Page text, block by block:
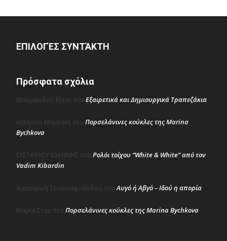
ΕΠΙΛΟΓΈΣ ΣΥΝΤΆΚΤΗ
Πρόσφατα σχόλια
Μασμανιδου Ελενη στο Εξαιρετικά και Δημιουργικά Τραπεζάκια
κατερινα Μαρκακη στο Πορσελάνινες κούκλες της Marina
Bychkova
ΕΥΣΤΑΘΙΟΥ ΙΩΑΝΝΗΣ στο Ρολόι τοίχου “White & White” από τον
Vadim Kibardin
Αικατερινη Τριανταφυλλιδου στοΑυγό ή Αβγό – Ιδού η απορία
Μαρία Σταμ στο Πορσελάνινες κούκλες της Marina Bychkova